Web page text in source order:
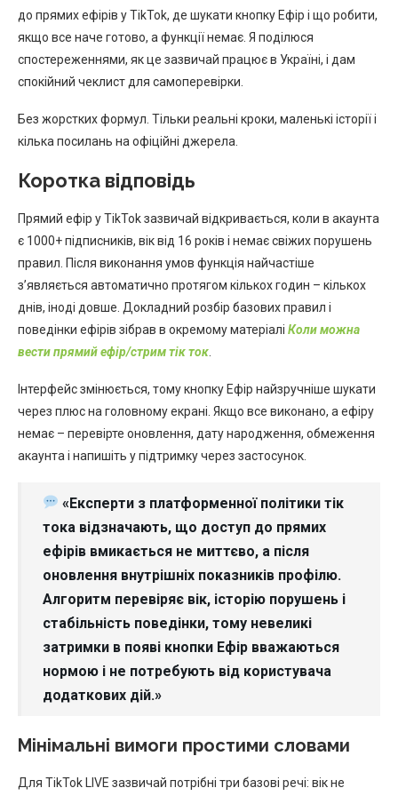
до прямих ефірів у TikTok, де шукати кнопку Ефір і що робити,
якщо все наче готово, а функції немає. Я поділюся
спостереженнями, як це зазвичай працює в Україні, і дам
спокійний чеклист для самоперевірки.
Без жорстких формул. Тільки реальні кроки, маленькі історії і
кілька посилань на офіційні джерела.
Коротка відповідь
Прямий ефір у TikTok зазвичай відкривається, коли в акаунта
є 1000+ підписників, вік від 16 років і немає свіжих порушень
правил. Після виконання умов функція найчастіше
з’являється автоматично протягом кількох годин – кількох
днів, іноді довше. Докладний розбір базових правил і
поведінки ефірів зібрав в окремому матеріалі Коли можна
вести прямий ефір/стрим тік ток
Інтерфейс змінюється, тому кнопку Ефір найзручніше шукати
через плюс на головному екрані. Якщо все виконано, а ефіру
немає – перевірте оновлення, дату народження, обмеження
акаунта і напишіть у підтримку через застосунок.
«Експерти з платформенної політики тік
тока відзначають, що доступ до прямих
ефірів вмикається не миттєво, а після
оновлення внутрішніх показників профілю.
Алгоритм перевіряє вік, історію порушень і
стабільність поведінки, тому невеликі
затримки в появі кнопки Ефір вважаються
нормою і не потребують від користувача
додаткових дій.»
Мінімальні вимоги простими словами
Для TikTok LIVE зазвичай потрібні три базові речі: вік не